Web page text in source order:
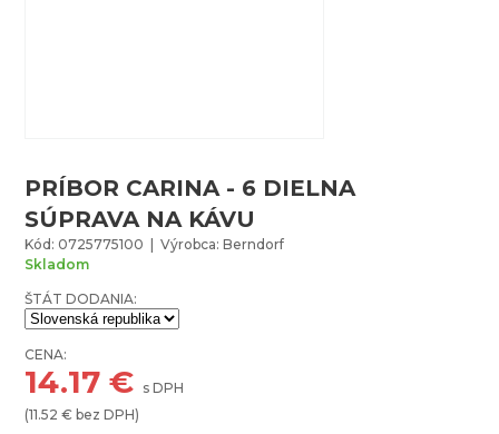
PRÍBOR CARINA - 6 DIELNA
SÚPRAVA NA KÁVU
Kód: 0725775100 | Výrobca: Berndorf
Skladom
ŠTÁT DODANIA:
CENA:
14.17 € s DPH
(11.52 € bez DPH)